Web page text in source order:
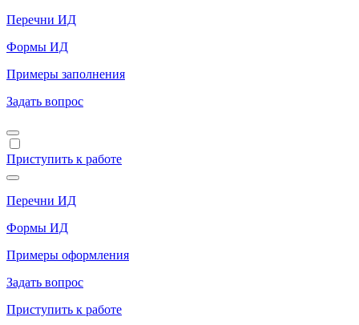
Перечни ИД
Формы ИД
Примеры заполнения
Задать вопрос
Приступить к работе
Перечни ИД
Формы ИД
Примеры оформления
Задать вопрос
Приступить к работе